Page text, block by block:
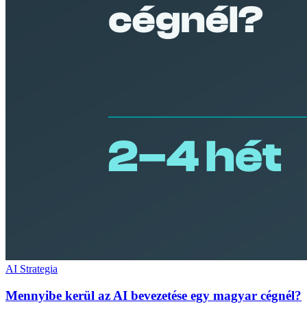
AI Strategia
Mennyibe kerül az AI bevezetése egy magyar cégnél?